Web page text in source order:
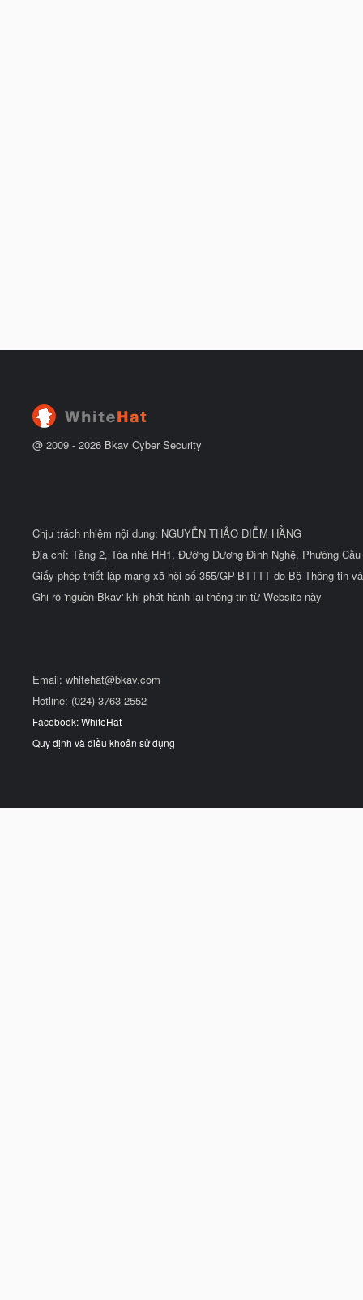
@ 2009 - 2026 Bkav Cyber Security
Chịu trách nhiệm nội dung: NGUYỄN THẢO DIỄM HẰNG
Địa chỉ: Tầng 2, Tòa nhà HH1, Đường Dương Đình Nghệ, Phường
Giấy phép thiết lập mạng xã hội số 355/GP-BTTTT do Bộ Thông tin
Ghi rõ 'nguồn Bkav' khi phát hành lại thông tin từ Website này
Email: whitehat@bkav.com
Hotline: (024) 3763 2552
Facebook: WhiteHat
Quy định và điều khoản sử dụng